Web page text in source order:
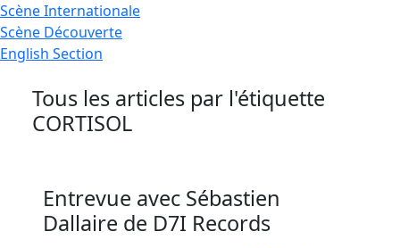
ScèneInternationale
Scène Découverte
English Section
Tous les articles par l'étiquette
CORTISOL
Entrevue avec Sébastien
Dallaire de D7I Records